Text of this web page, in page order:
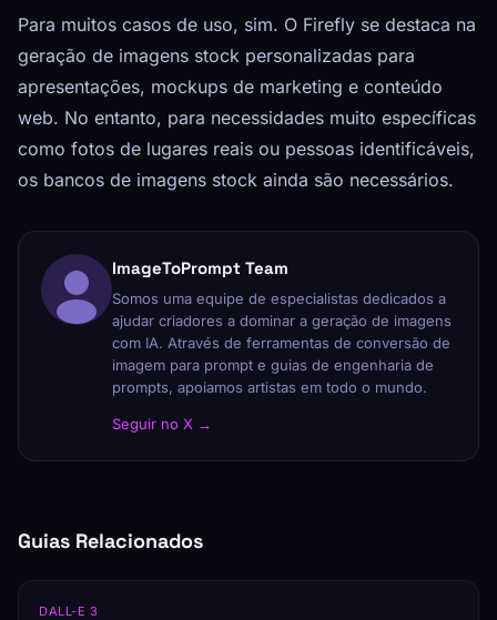
Para muitos casos de uso, sim. O Firefly se destaca na
geração de imagens stock personalizadas para
apresentações, mockups de marketing e conteúdo
web. No entanto, para necessidades muito específicas
como fotos de lugares reais ou pessoas identificáveis,
os bancos de imagens stock ainda são necessários.
ImageToPrompt Team
Somos uma equipe de especialistas dedicados a
ajudar criadores a dominar a geração de imagens
com IA. Através de ferramentas de conversão de
imagem para prompt e guias de engenharia de
prompts, apoiamos artistas em todo o mundo.
Seguir no X →
Guias Relacionados
DALL-E 3